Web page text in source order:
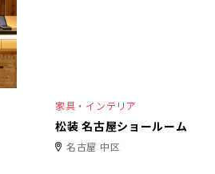
家具・インテリア
松装 名古屋ショールーム
名古屋 中区